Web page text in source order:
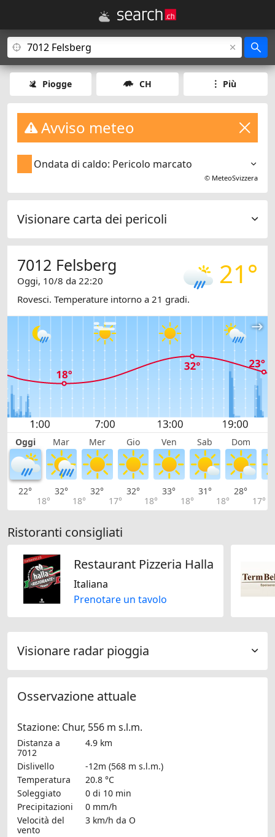
Piogge CH Più
Avviso meteo
Ondata di caldo: Pericolo marcato
© MeteoSvizzera
Visionare carta dei pericoli
21°
7012 Felsberg
Oggi, 10/8 da 22:20
Rovesci. Temperature intorno a 21 gradi.
Oggi Mar Mer Gio Ven Sab Dom
22°
18°
32°
18°
32°
17°
32°
18°
33°
18°
31°
18°
28°
17°
Ristoranti consigliati
Restaurant Pizzeria Halla
Italiana
Prenotare un tavolo
Visionare radar pioggia
Osservazione attuale
Stazione: Chur, 556 m s.l.m.
Distanza a
7012
4.9 km
Dislivello
-12m (568 m s.l.m.)
Temperatura
20.8 °C
Soleggiato
0 di 10 min
Precipitazioni
0 mm/h
Velocità del
vento
3 km/h da O